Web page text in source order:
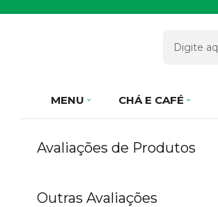
MENU CHÁ E CAFÉ
Avaliações de Produtos
Outras Avaliações